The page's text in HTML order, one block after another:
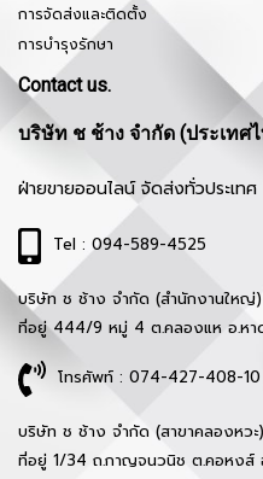
การจัดส่งและติดตั้ง
การบำรุงรักษา
Contact us.
บริษัท ช ช้าง จำกัด (ประเทศ
ฝ่ายขายออนไลน์ จัดส่งทั่วประเทศ
Tel : 094-589-4525
บริษัท ช ช้าง จำกัด (สำนักงานใหญ่)
ที่อยู่ 444/9 หมู่ 4 ต.คลองแห อ.หา
โทรศัพท์ : 074-427-408-10
บริษัท ช ช้าง จำกัด (สาขาคลองหวะ)
ที่อยู่ 1/34 ถ.กาญจนวนิช ต.คอหงส์